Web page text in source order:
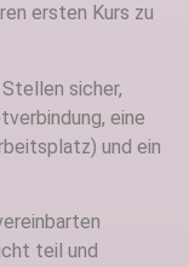
ersten Kurs zu
Stellen sicher,
eine
und ein
teil und